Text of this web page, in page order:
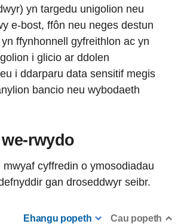
yn targedu unigolion neu
e-bost, ffôn neu neges destun
ffynhonnell gyfreithlon ac yn
i glicio ar ddolen
i ddarparu data sensitif megis
bancio neu wybodaeth
rwydo
mwyaf cyffredin o ymosodiadau
gan droseddwyr seibr.
Ehangu popeth Cau popeth